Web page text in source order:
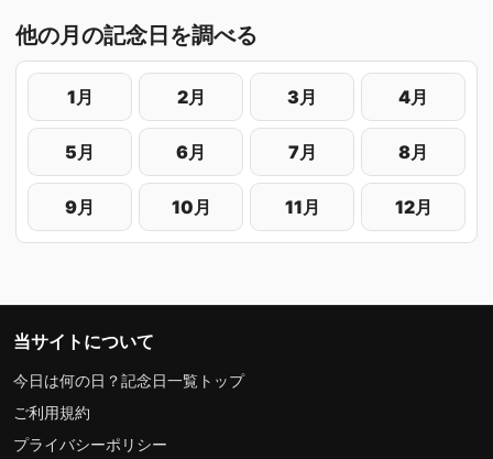
他の月の記念日を調べる
1月 2月 3月 4月
5月 6月 7月 8月
9月 10月 11月 12月
当サイトについて
今日は何の日？記念日一覧トップ
ご利用規約
プライバシーポリシー